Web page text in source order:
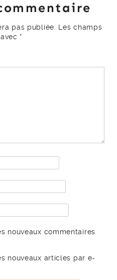
pas publiée. Les champs
*
nouveaux commentaires
nouveaux articles par e-